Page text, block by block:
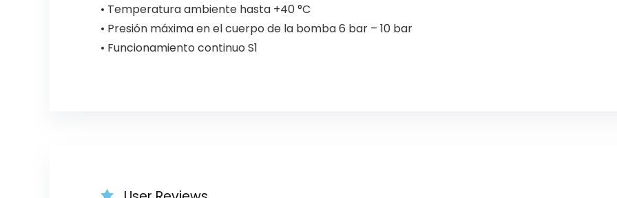
• Temperatura ambiente hasta +40 °C
• Presión máxima en el cuerpo de la bomba 6 bar – 10 bar
• Funcionamiento continuo S1